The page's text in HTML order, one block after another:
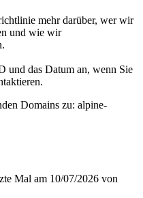
mehr darüber, wer wir
und wie wir
und das Datum an, wenn Sie
Domains zu: alpine-
Mal am 10/07/2026 von